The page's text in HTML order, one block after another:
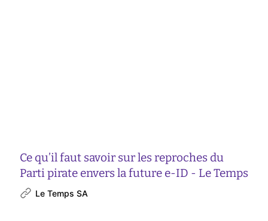
Ce qu’il faut savoir sur les reproches du
Parti pirate envers la future e-ID - Le Temps
Le Temps SA